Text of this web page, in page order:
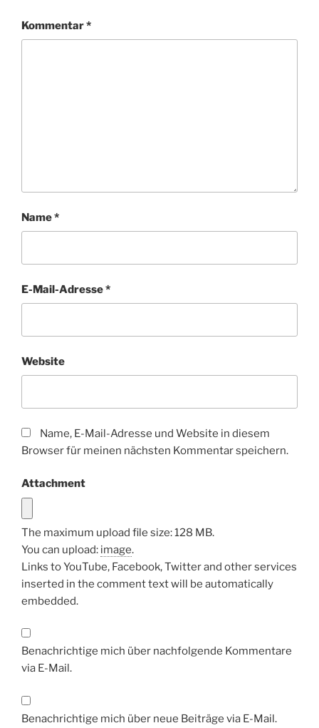
Kommentar*
Name*
E-Mail-Adresse*
Website
Name, E-Mail-Adresse und Website in diesem
Browser für meinen nächsten Kommentar speichern.
Attachment
The maximum upload file size: 128 MB.
You can upload: image.
Links to YouTube, Facebook, Twitter and other services
inserted in the comment text will be automatically
embedded.
Benachrichtige mich über nachfolgende Kommentare
via E-Mail.
Benachrichtige mich über neue Beiträge via E-Mail.